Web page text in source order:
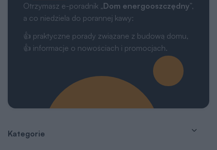
Otrzymasz e-poradnik „Dom energooszczędny”,
a co niedziela do porannej kawy:
👍 praktyczne porady związane z budową domu,
👍 informacje o nowościach i promocjach.
Kategorie